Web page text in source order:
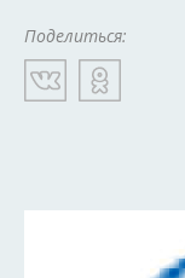
Поделиться: